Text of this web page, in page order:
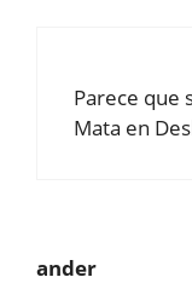
Parece que
Mata en
ander